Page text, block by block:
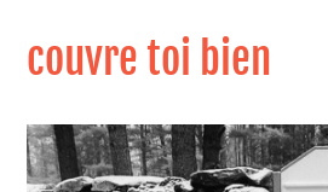
couvre toi bien